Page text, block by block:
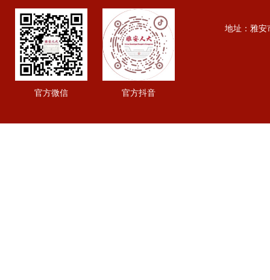
官方微信 官方抖音
地址：雅安